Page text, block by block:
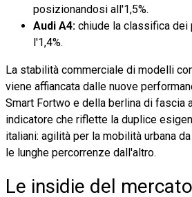
posizionandosi all'1,5%.
Audi A4: chiude la classifica
l'1,4%.
La stabilità commerciale di modelli
viene affiancata dalle nuove
Smart Fortwo e della berlina di fascia
indicatore che riflette la duplice
italiani: agilità per la mobilità urbana
le lunghe percorrenze dall'altro.
Le insidie del